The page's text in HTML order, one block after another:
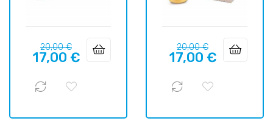
Precio
regular
20,00 €Precio
17,00 €
Precio
regular
20,00 €Precio
17,00 €